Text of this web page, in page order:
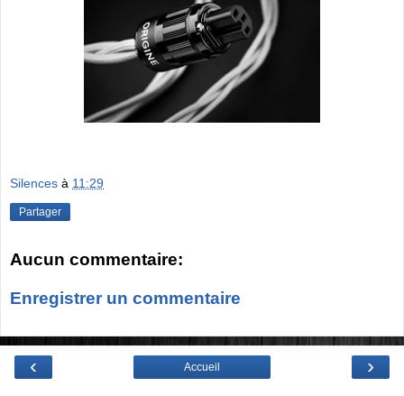
Silences à 11:29
Partager
Aucun commentaire:
Enregistrer un commentaire
‹ ›
Accueil